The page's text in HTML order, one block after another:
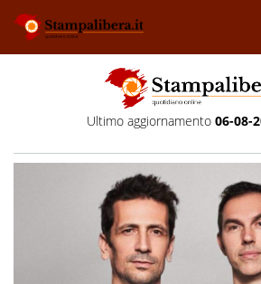
Ultimo aggiornamento 06-08-